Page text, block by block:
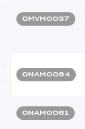
OMVM0037
ONAM0064
ONAM0061